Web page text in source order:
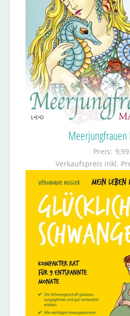
Meerjungfrauen
Preis:
Verkaufspreis inkl.